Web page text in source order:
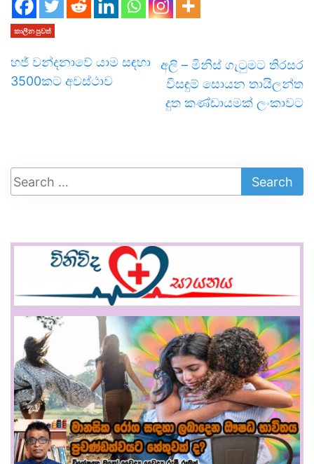
කාලීන පුවත්
හජ් වන්දනාවේ යාම සඳහා
3500කට අවස්ථාව
අලි – මිනිස් ගැටුමට තිරසර
විසඳුම් සොයන තායිලන්ත
දුත කණ්ඩායමක් ලංකාවට